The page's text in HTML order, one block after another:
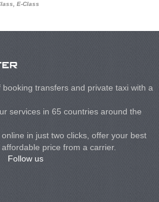
E-Class
transfers and private taxi with a
services in 65 countries around the
in just two clicks, offer your best
price from a carrier.
Follow us